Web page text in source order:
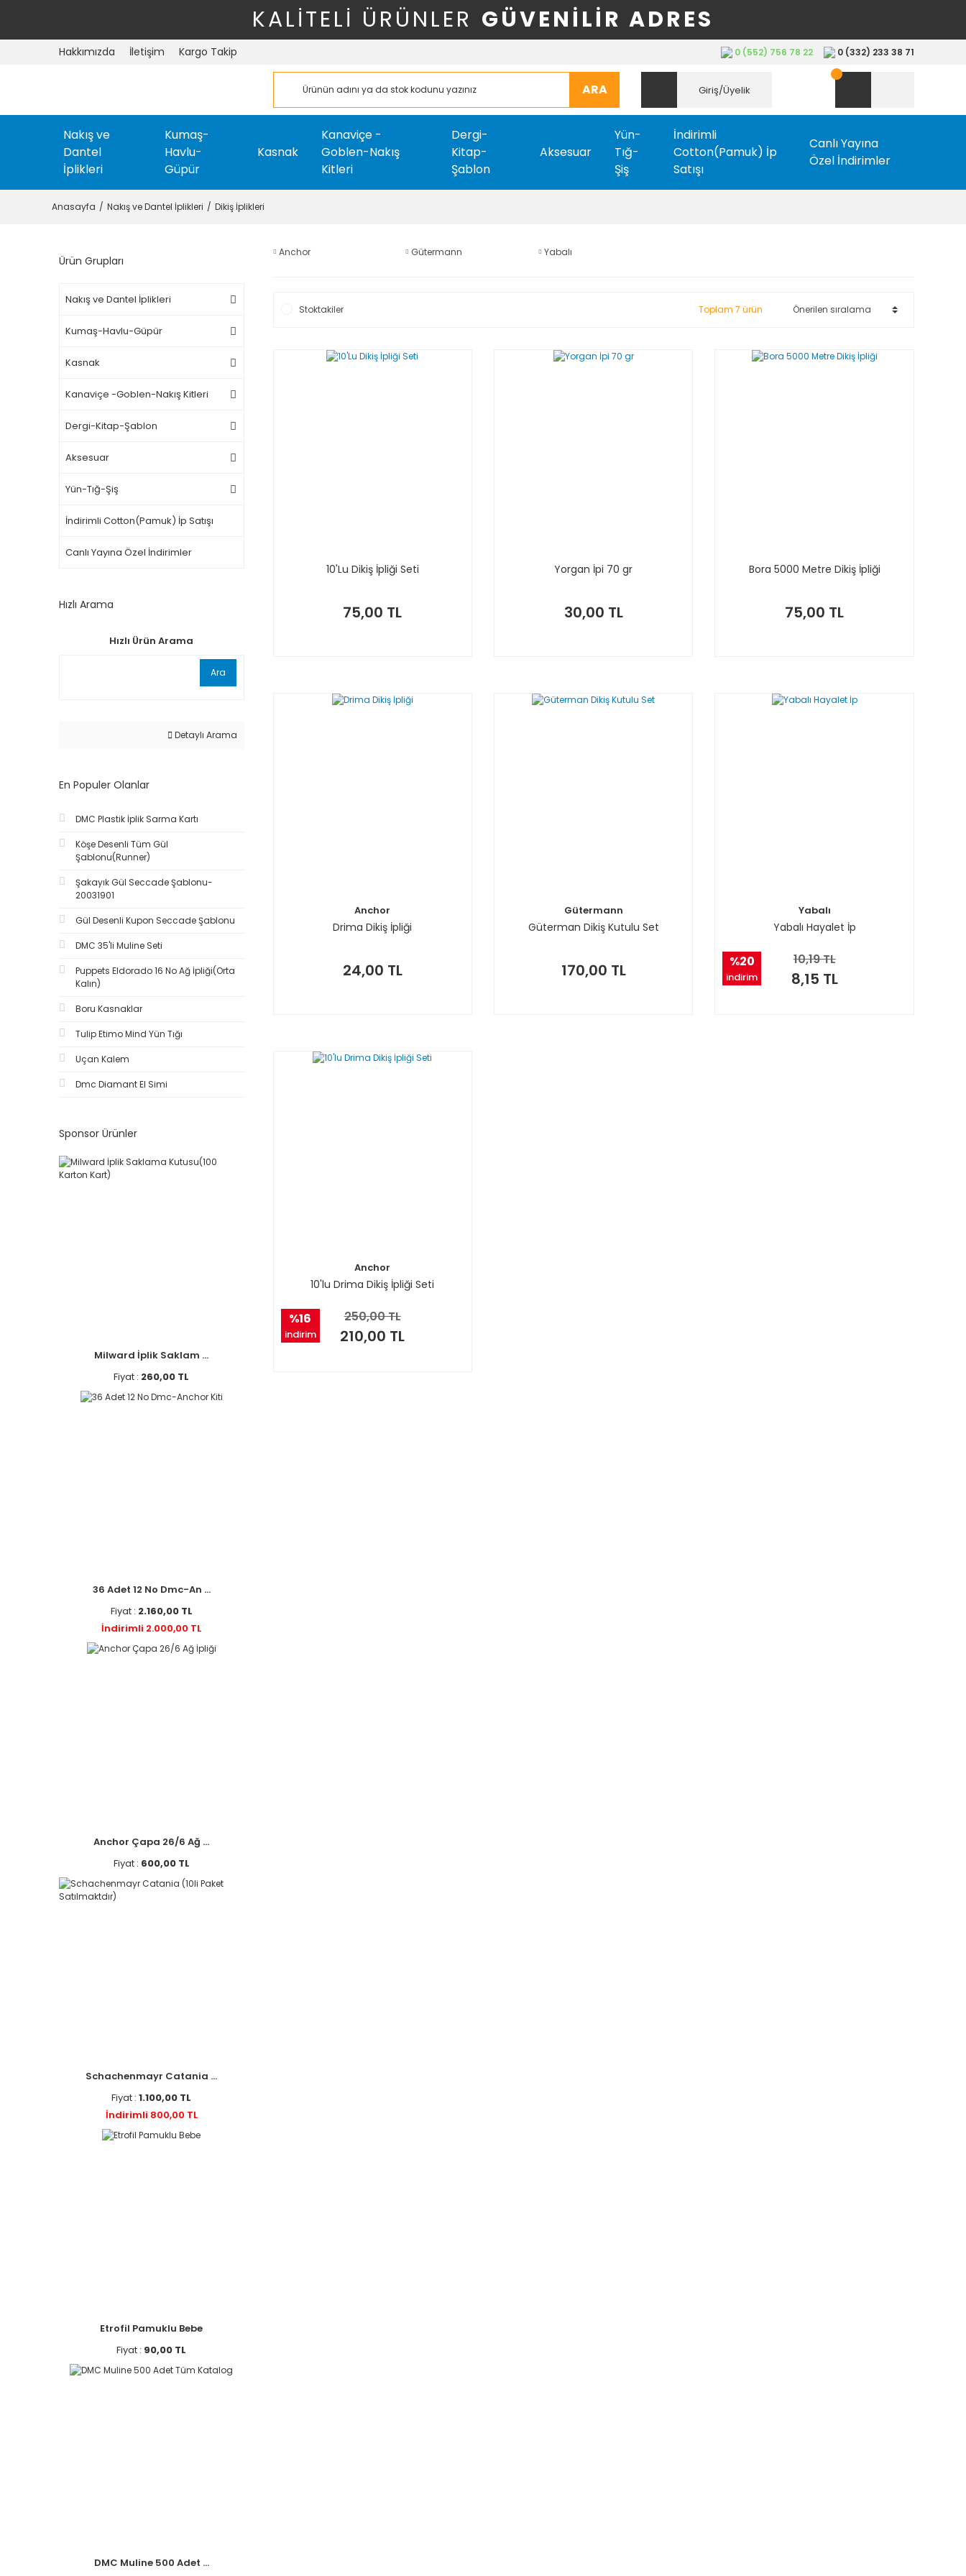
KALİTELİ ÜRÜNLER GÜVENİLİR ADRES
Hakkımızda İletişim Kargo Takip 0 (552) 756 78 22 0 (332) 233 38 71
ARA Giriş/Üyelik
Nakış ve
Dantel
İplikleri
Kumaş-
Havlu-
Güpür
Kasnak
Kanaviçe -
Goblen-Nakış
Kitleri
Dergi-
Kitap-
Şablon
Aksesuar
Yün-
Tığ-
Şiş
İndirimli
Cotton(Pamuk) İp
Satışı
Canlı Yayına
Özel İndirimler
Anasayfa Nakış ve Dantel İplikleri Dikiş İplikleri
Ürün Grupları
Nakış ve Dantel İplikleri
Kumaş-Havlu-Güpür
Kasnak
Kanaviçe -Goblen-Nakış Kitleri
Dergi-Kitap-Şablon
Aksesuar
Yün-Tığ-Şiş
İndirimli Cotton(Pamuk) İp Satışı
Canlı Yayına Özel İndirimler
Hızlı Arama
Hızlı Ürün Arama
Ara
Detaylı Arama
En Populer Olanlar
DMC Plastik İplik Sarma Kartı
Köşe Desenli Tüm Gül
Şablonu(Runner)
Şakayık Gül Seccade Şablonu-
20031901
Gül Desenli Kupon Seccade Şablonu
DMC 35'li Muline Seti
Puppets Eldorado 16 No Ağ İpliği(Orta
Kalın)
Boru Kasnaklar
Tulip Etimo Mind Yün Tığı
Uçan Kalem
Dmc Diamant El Simi
Sponsor Ürünler
Milward İplik Saklam ...
Fiyat : 260,00 TL
36 Adet 12 No Dmc-An ...
Fiyat : 2.160,00 TL
İndirimli 2.000,00 TL
Anchor Çapa 26/6 Ağ ...
Fiyat : 600,00 TL
Schachenmayr Catania ...
Fiyat :1.100,00 TL
İndirimli 800,00 TL
Etrofil Pamuklu Bebe
Fiyat : 90,00 TL
DMC Muline 500 Adet ...
Anchor Gütermann Yabalı
Stoktakiler Toplam 7 ürün
10'Lu Dikiş İpliği Seti
75,00 TL
Yorgan İpi 70 gr
30,00 TL
Bora 5000 Metre Dikiş İpliği
75,00 TL
Anchor
Drima Dikiş İpliği
24,00 TL
Gütermann
Güterman Dikiş Kutulu Set
170,00 TL %20
indirim
Yabalı
Yabalı Hayalet İp
10,19 TL
8,15 TL
%16
indirim
Anchor
10'lu Drima Dikiş İpliği Seti
250,00 TL
210,00 TL